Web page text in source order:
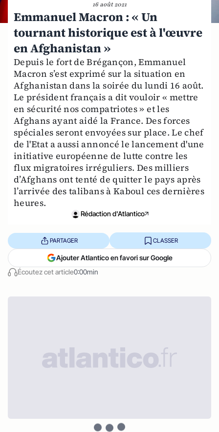
16 août 2021
Emmanuel Macron : « Un
tournant historique est à l'œuvre
en Afghanistan »
Depuis le fort de Brégançon, Emmanuel
Macron s’est exprimé sur la situation en
Afghanistan dans la soirée du lundi 16 août.
Le président français a dit vouloir « mettre
en sécurité nos compatriotes » et les
Afghans ayant aidé la France. Des forces
spéciales seront envoyées sur place. Le chef
de l'Etat a aussi annoncé le lancement d'une
initiative européenne de lutte contre les
flux migratoires irréguliers. Des milliers
d’Afghans ont tenté de quitter le pays après
l’arrivée des talibans à Kaboul ces dernières
heures.
Rédaction d'Atlantico
Écoutez cet article0:00min
PARTAGER CLASSER
Ajouter Atlantico en favori sur Google